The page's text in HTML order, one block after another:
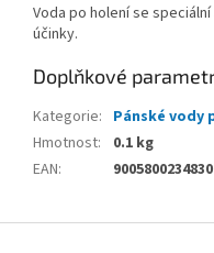
Voda po holení se
účinky.
Doplňkové
Kategorie: Pánské vody
Hmotnost:
0.1 kg
EAN: 9005800234830